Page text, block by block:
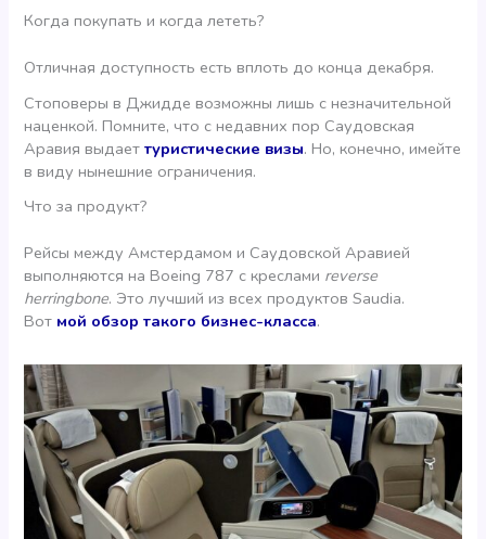
Когда покупать и когда лететь?
Отличная доступность есть вплоть до конца декабря.
Стоповеры в Джидде возможны лишь с незначительной
наценкой. Помните, что с недавних пор Саудовская
Аравия выдаеттуристические визы. Но, конечно, имейте
в виду нынешние ограничения.
Что за продукт?
Рейсы между Амстердамом и Саудовской Аравией
выполняются на Boeing 787 с креслами reverse
herringbone. Это лучший из всех продуктов Saudia.
Вот мой обзор такого бизнес-класса.